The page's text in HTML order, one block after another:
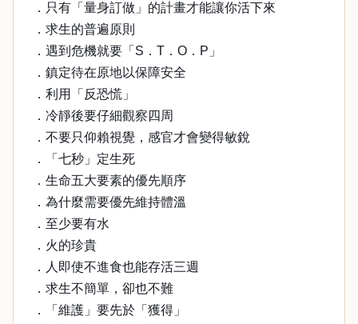
．只有「量身訂做」的計畫才能讓你活下來
．求生的普遍原則
．遇到危機就要「S．T．O．P」
．鎮定待在原地以保障安全
．利用「反恐慌」
．冷靜後要仔細觀察四周
．不要只仰賴視覺，感官才會變得敏銳
．「七秒」定生死
．生命五大要素的優先順序
．為什麼需要優先維持體溫
．至少要有水
．火的珍貴
．人即使不進食也能存活三週
．求生不簡單，卻也不難
．「維護」要先於「獲得」